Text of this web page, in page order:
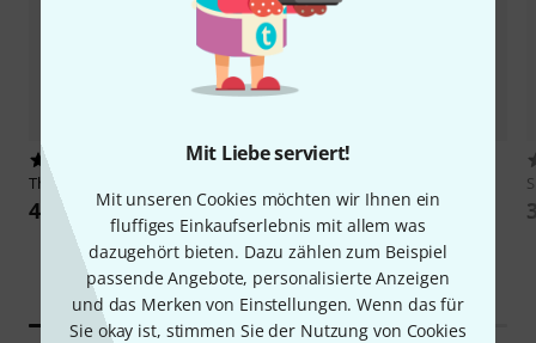
Mit Liebe serviert!
Mit unseren Cookies möchten wir Ihnen ein
fluffiges Einkaufserlebnis mit allem was
dazugehört bieten. Dazu zählen zum Beispiel
passende Angebote, personalisierte Anzeigen
und das Merken von Einstellungen. Wenn das für
Sie okay ist, stimmen Sie der Nutzung von Cookies
Thomann
4,90 € 19,90 €